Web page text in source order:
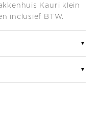
Kauri klein
inclusief BTW.
▼
▼